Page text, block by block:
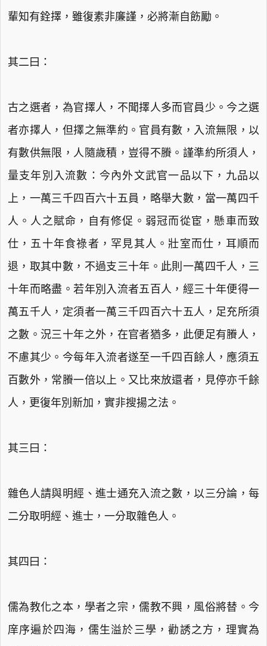
輩知有銓擇，雖復素非廉謹，必將漸自飭勵。
其二曰：
古之選者，為官擇人，不聞擇人多而官員少。今之選
者亦擇人，但擇之無準約。官員有數，入流無限，以
有數供無限，人隨歲積，豈得不賸。謹準約所須人，
量支年別入流數：今內外文武官一品以下，九品以
上，一萬三千四百六十五員，略舉大數，當一萬四千
人。人之賦命，自有修促。弱冠而從宦，懸車而致
仕，五十年食祿者，罕見其人。壯室而仕，耳順而
退，取其中數，不過支三十年。此則一萬四千人，三
十年而略盡。若年別入流者五百人，經三十年便得一
萬五千人，定須者一萬三千四百六十五人，足充所須
之數。況三十年之外，在官者猶多，此便足有賸人，
不慮其少。今每年入流者遂至一千四百餘人，應須五
百數外，常賸一倍以上。又比來放還者，見停亦千餘
人，更復年別新加，實非搜揚之法。
其三曰：
雜色人請與明經、進士通充入流之數，以三分論，每
二分取明經、進士，一分取雜色人。
其四曰：
儒為教化之本，學者之宗，儒教不興，風俗將替。今
庠序遍於四海，儒生溢於三學，勸誘之方，理實為